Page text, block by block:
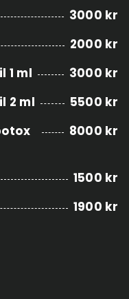
3000 kr
2000 kr
1 ml
3000 kr
2 ml
5500 kr
8000 kr
1500 kr
1900 kr